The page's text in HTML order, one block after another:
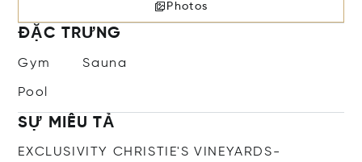
Photos
ĐẶC TRƯNG
Gym Sauna
Pool
SỰ MIÊU TẢ
EXCLUSIVITY CHRISTIE'S VINEYARDS-